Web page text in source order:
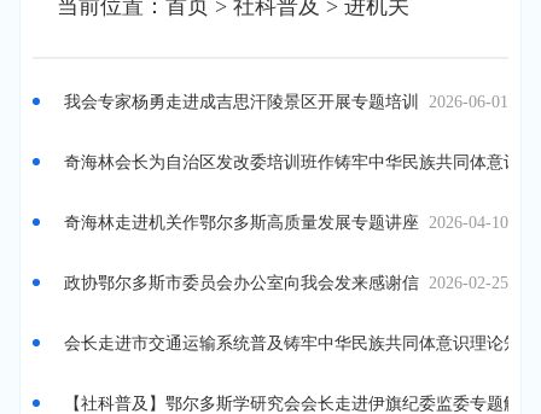
当前位置：首页 > 社科普及 > 进机关
我会专家杨勇走进成吉思汗陵景区开展专题培训 2026-06-01
奇海林会长为自治区发改委培训班作铸牢中华民族共同体意识专
奇海林走进机关作鄂尔多斯高质量发展专题讲座 2026-04-10
政协鄂尔多斯市委员会办公室向我会发来感谢信 2026-02-25
会长走进市交通运输系统普及铸牢中华民族共同体意识理论知识
【社科普及】鄂尔多斯学研究会会长走进伊旗纪委监委专题解